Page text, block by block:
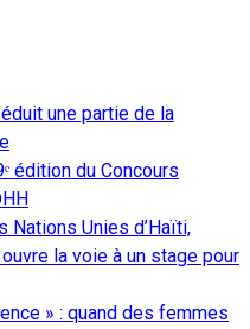
une partie de la
édition du Concours
Nations Unies d’Haïti,
la voie à un stage pour
» : quand des femmes